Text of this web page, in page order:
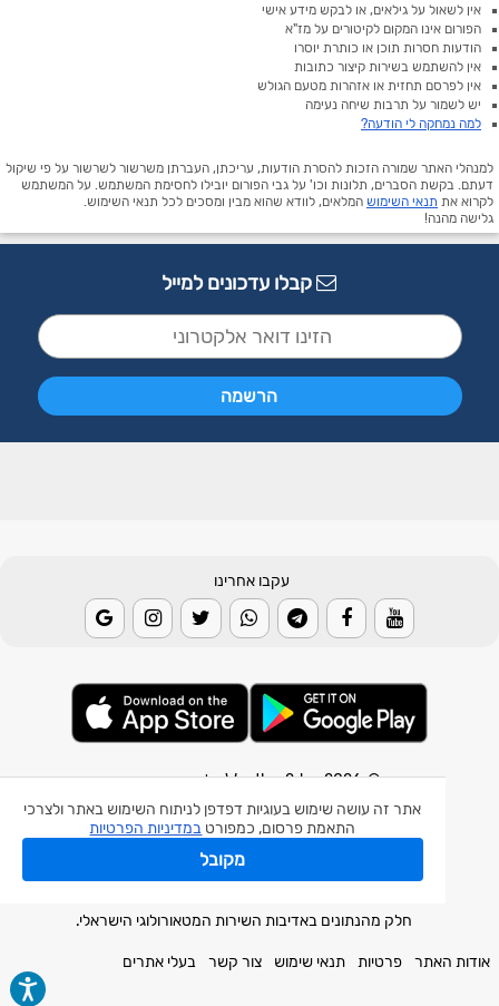
אתר זה עושה שימוש בעוגיות דפדפן לניתוח השימוש באתר ולצרכי
התאמת פרסום, כמפורט במדיניות הפרטיות
מקובל
אין לשאול על גילאים, או לבקש מידע אישי
הפורום אינו המקום לקיטורים על מז"א
הודעות חסרות תוכן או כותרת יוסרו
אין להשתמש בשירות קיצור כתובות
אין לפרסם תחזית או אזהרות מטעם הגולש
יש לשמור על תרבות שיחה נעימה
למה נמחקה לי הודעה?
למנהלי האתר שמורה הזכות להסרת הודעות, עריכתן, העברתן משרשור לשרשור על פי שיקול
דעתם. בקשת הסברים, תלונות וכו' על גבי הפורום יובילו לחסימת המשתמש. על המשתמש
לקרוא את תנאי השימוש המלאים, לוודא שהוא מבין ומסכים לכל תנאי השימוש.
גלישה מהנה!
קבלו עדכונים למייל
עקבו אחרינו
© 2026 Weather2day כל הזכויות שמורות
אפליקצית מזג אוויר
אפליקצית רעידת אדמה
אפליקצית מכ"ם גשם
חלק מהנתונים באדיבות השירות המטאורולוגי הישראלי.
אודות האתר פרטיות תנאי שימוש צור קשר בעלי אתרים